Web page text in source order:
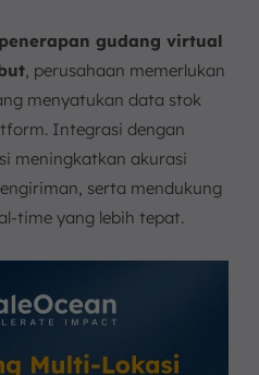
gudang virtual
, perusahaan memerlukan
menyatukan data stok
Integrasi dengan
meningkatkan akurasi
serta mendukung
time yang lebih tepat.